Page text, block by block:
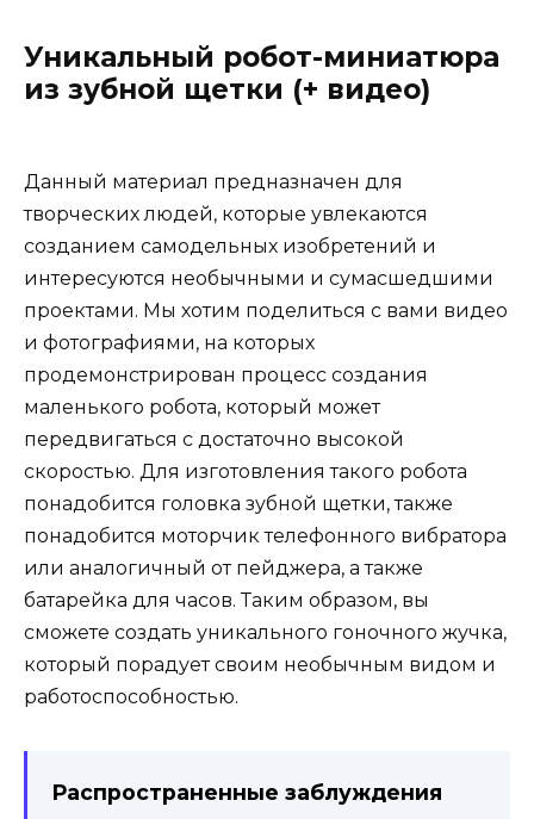
Уникальный робот-миниатюра
из зубной щетки (+ видео)
Данный материал предназначен для
творческих людей, которые увлекаются
созданием самодельных изобретений и
интересуются необычными и сумасшедшими
проектами. Мы хотим поделиться с вами видео
и фотографиями, на которых
продемонстрирован процесс создания
маленького робота, который может
передвигаться с достаточно высокой
скоростью. Для изготовления такого робота
понадобится головка зубной щетки, также
понадобится моторчик телефонного вибратора
или аналогичный от пейджера, а также
батарейка для часов. Таким образом, вы
сможете создать уникального гоночного жучка,
который порадует своим необычным видом и
работоспособностью.
Распространенные заблуждения